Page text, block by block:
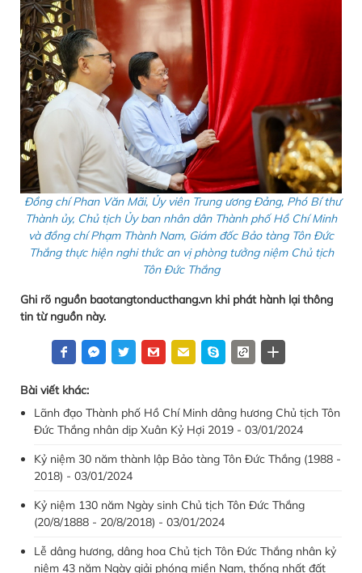
Đồng chí Phan Văn Mãi, Ủy viên Trung ương Đảng, Phó Bí thư
Thành ủy, Chủ tịch Ủy ban nhân dân Thành phố Hồ Chí Minh
và đồng chí Phạm Thành Nam, Giám đốc Bảo tàng Tôn Đức
Thắng thực hiện nghi thức an vị phòng tưởng niệm Chủ tịch
Tôn Đức Thắng
Ghi rõ nguồn baotangtonducthang.vn khi phát hành lại thông
tin từ nguồn này.
Bài viết khác:
Lãnh đạo Thành phố Hồ Chí Minh dâng hương Chủ tịch Tôn
Đức Thắng nhân dịp Xuân Kỷ Hợi 2019 - 03/01/2024
Kỷ niệm 30 năm thành lập Bảo tàng Tôn Đức Thắng (1988 -
2018) - 03/01/2024
Kỷ niệm 130 năm Ngày sinh Chủ tịch Tôn Đức Thắng
(20/8/1888 - 20/8/2018) - 03/01/2024
Lễ dâng hương, dâng hoa Chủ tịch Tôn Đức Thắng nhân kỷ
niệm 43 năm Ngày giải phóng miền Nam, thống nhất đất